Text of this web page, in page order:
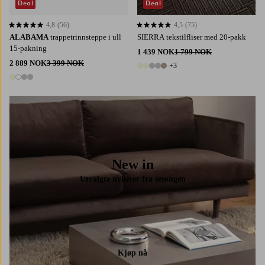
ALABAMA trappetrinnsteppe i ull
15-pakning
2 889 NOK3 399 NOK
4 farger
4,8 basert på 56 karaktergivninger
4,8 (56)
Deal
SIERRA tekstilfliser med 20-pakk
1 439 NOK1 799 NOK
8 farger
+3
4,5 basert på 75 karaktergivninger
4,5 (75)
Deal
New in
Utvalgte nyheter fra sesongen
Kjøp nå